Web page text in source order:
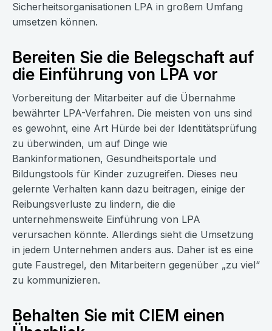
Sicherheitsorganisationen LPA in großem Umfang
umsetzen können.
Bereiten Sie die Belegschaft auf
die Einführung von LPA vor
Vorbereitung der Mitarbeiter auf die Übernahme
bewährter LPA-Verfahren. Die meisten von uns sind
es gewohnt, eine Art Hürde bei der Identitätsprüfung
zu überwinden, um auf Dinge wie
Bankinformationen, Gesundheitsportale und
Bildungstools für Kinder zuzugreifen. Dieses neu
gelernte Verhalten kann dazu beitragen, einige der
Reibungsverluste zu lindern, die die
unternehmensweite Einführung von LPA
verursachen könnte. Allerdings sieht die Umsetzung
in jedem Unternehmen anders aus. Daher ist es eine
gute Faustregel, den Mitarbeitern gegenüber „zu viel“
zu kommunizieren.
Behalten Sie mit CIEM einen